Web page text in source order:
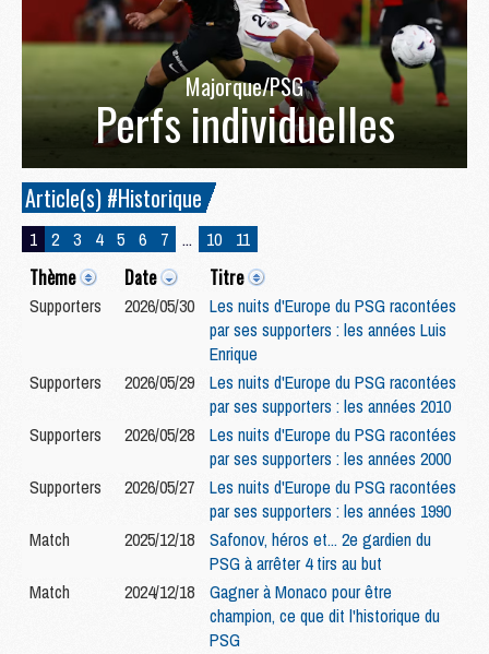
Majorque/PSG
Perfs individuelles
Article(s) #Historique
1 2 3 4 5 6 7 ... 10 11
Thème Date Titre
Supporters 2026/05/30
Les nuits d'Europe du PSG racontées
par ses supporters : les années Luis
Enrique
Supporters
2026/05/29
Les nuits d'Europe du PSG racontées
par ses supporters : les années 2010
Supporters
2026/05/28
Les nuits d'Europe du PSG racontées
par ses supporters : les années 2000
Supporters
2026/05/27
Les nuits d'Europe du PSG racontées
par ses supporters : les années 1990
Match
2025/12/18
Safonov, héros et... 2e gardien du
PSG à arrêter 4 tirs au but
Match
2024/12/18
Gagner à Monaco pour être
champion, ce que dit l'historique du
PSG